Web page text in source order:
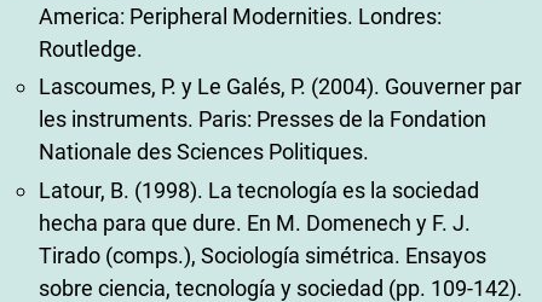
America: Peripheral Modernities. Londres:
Routledge.
Lascoumes, P. y Le Galés, P. (2004). Gouverner par
les instruments. Paris: Presses de la Fondation
Nationale des Sciences Politiques.
Latour, B. (1998). La tecnología es la sociedad
hecha para que dure. En M. Domenech y F. J.
Tirado (comps.), Sociología simétrica. Ensayos
sobre ciencia, tecnología y sociedad (pp. 109-142).